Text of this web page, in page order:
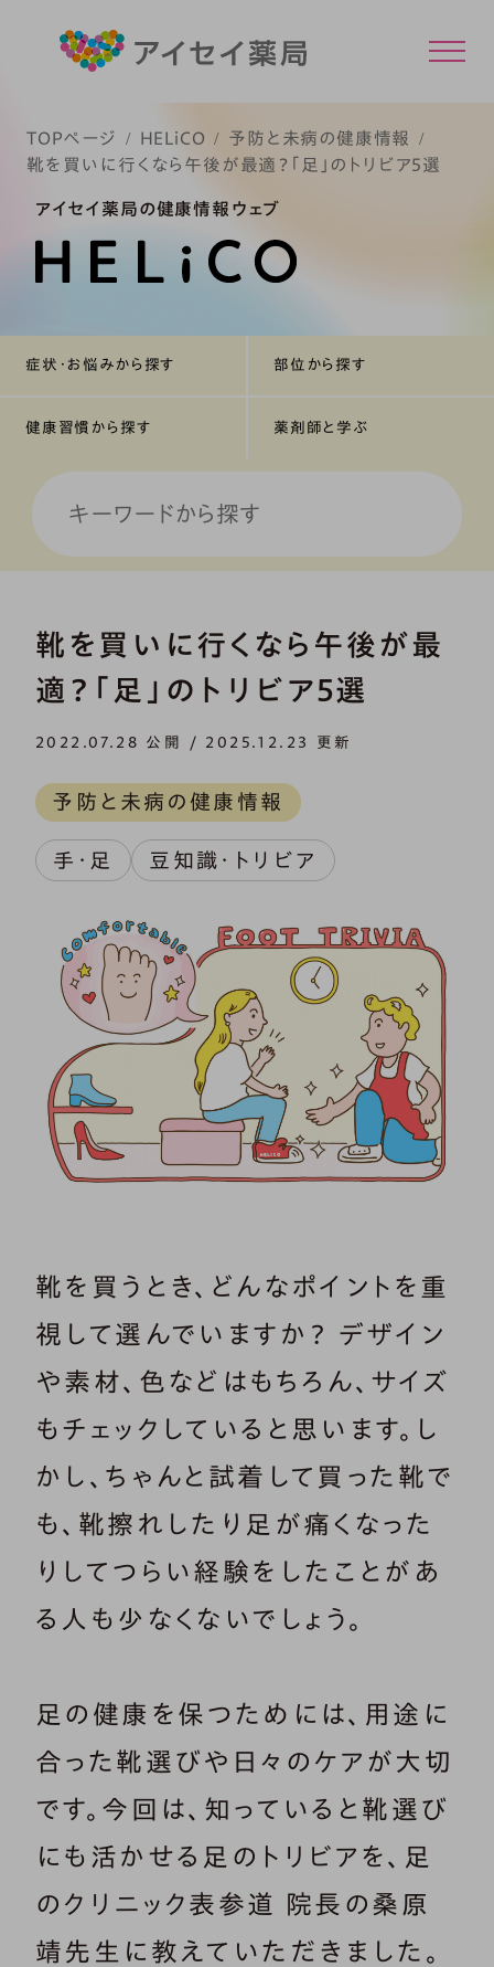
TOPページ HELiCO
予防と未病の健康情報
靴を買いに行くなら午後が最適？「足」のトリビア5選
アイセイ薬局の健康情報ウェブ
症状・お悩みから探す 部位から探す
健康習慣から探す 薬剤師と学ぶ
靴を買いに行くなら午後が最
適？「足」のトリビア5選
2022.07.28 公開 / 2025.12.23 更新
予防と未病の健康情報
手・足 豆知識・トリビア
靴を買うとき、どんなポイントを重
視して選んでいますか？ デザイン
や素材、色などはもちろん、サイズ
もチェックしていると思います。し
かし、ちゃんと試着して買った靴で
も、靴擦れしたり足が痛くなった
りしてつらい経験をしたことがあ
る人も少なくないでしょう。
足の健康を保つためには、用途に
合った靴選びや日々のケアが大切
です。今回は、知っていると靴選び
にも活かせる足のトリビアを、足
のクリニック表参道 院長の桑原
靖先生に教えていただきました。